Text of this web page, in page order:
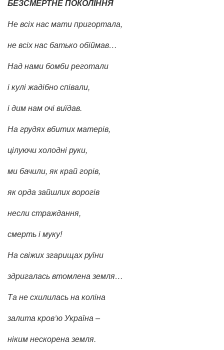
БЕЗСМЕРТНЕ ПОКОЛІННЯ
Не всіх нас мати пригортала,
не всіх нас батько обіймав…
Над нами бомби реготали
і кулі жадібно співали,
і дим нам очі виїдав.
На грудях вбитих матерів,
цілуючи холодні руки,
ми бачили, як край горів,
як орда зайшлих ворогів
несли страждання,
смерть і муку!
На свіжих згарищах руїни
здригалась втомлена земля…
Та не схилилась на коліна
залита кров’ю Україна –
ніким нескорена земля.